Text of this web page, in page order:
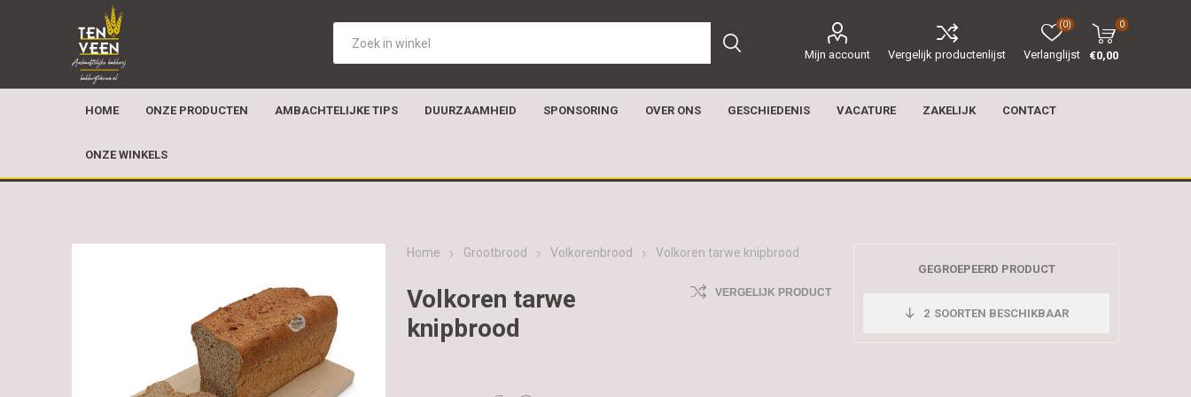
Mijn account Vergelijk productenlijst Verlanglijst
(0) 0
€0,00
HOME ONZE PRODUCTEN AMBACHTELIJKE TIPS DUURZAAMHEID SPONSORING OVER ONS GESCHIEDENIS VACATURE ZAKELIJK CONTACT
ONZE WINKELS
Home Grootbrood Volkorenbrood Volkoren tarwe knipbrood
Volkoren tarwe
knipbrood
VERGELIJK PRODUCT
GEGROEPEERD PRODUCT
2 SOORTEN BESCHIKBAAR